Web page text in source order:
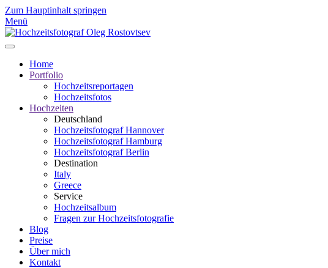
Zum Hauptinhalt springen
Menü
Home
Portfolio
Hochzeitsreportagen
Hochzeitsfotos
Hochzeiten
Deutschland
Hochzeitsfotograf Hannover
Hochzeitsfotograf Hamburg
Hochzeitsfotograf Berlin
Destination
Italy
Greece
Service
Hochzeitsalbum
Fragen zur Hochzeitsfotografie
Blog
Preise
Über mich
Kontakt